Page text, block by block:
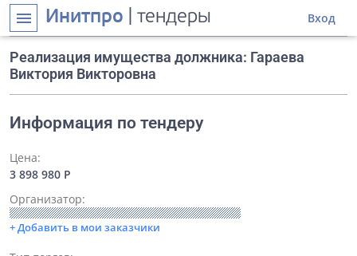
menu Инитпро | тендеры Вход
Реализация имущества должника: Гараева
Виктория Викторовна
Информация по тендеру
Цена:
3 898 980 Р
Организатор:
+ Добавить в мои заказчики